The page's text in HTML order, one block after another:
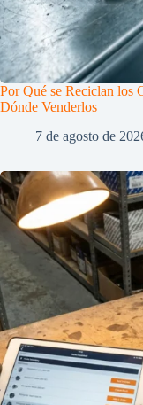
Por Qué se Reciclan los
Dónde Venderlos
7 de agosto de